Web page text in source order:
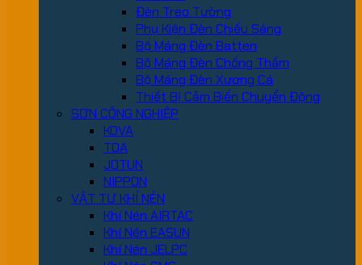
Đèn Treo Tường
Phụ Kiện Đèn Chiếu Sáng
Bộ Máng Đèn Batten
Bộ Máng Đèn Chống Thấm
Bộ Máng Đèn Xương Cá
Thiết Bị Cảm Biến Chuyển Động
SƠN CÔNG NGHIỆP
KOVA
TOA
JOTUN
NIPPON
VẬT TƯ KHÍ NÉN
Khí Nén AIRTAC
Khí Nén EASUN
Khí Nén JELPC